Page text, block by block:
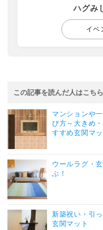
ハグみ
イベ
この記事を読んだ人はこち
マンションや
び方～大きめ
すすめ玄関マ
ウールラグ・
ぶ！
新築祝い・引
玄関マット